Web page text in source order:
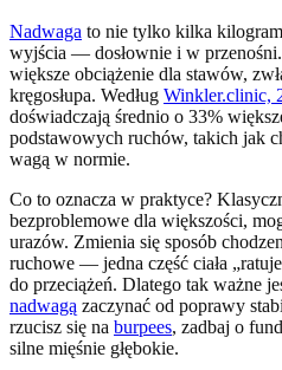
Nadwaga to nie tylko kilka
wyjścia — dosłownie i w
większe obciążenie dla stawów,
kręgosłupa. Według Winkler.clinic,
doświadczają średnio o 33%
podstawowych ruchów, takich jak
wagą w normie.
Co to oznacza w praktyce?
bezproblemowe dla większości,
urazów. Zmienia się sposób
ruchowe — jedna część ciała
do przeciążeń. Dlatego tak ważne
nadwagą zaczynać od poprawy
rzucisz się na burpees, zadbaj o
silne mięśnie głębokie.